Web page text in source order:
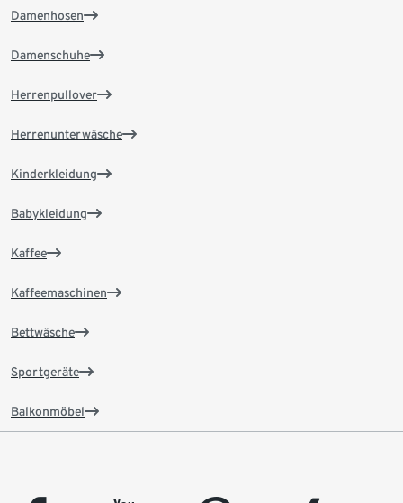
Damenhosen
Damenschuhe
Herrenpullover
Herrenunterwäsche
Kinderkleidung
Babykleidung
Kaffee
Kaffeemaschinen
Bettwäsche
Sportgeräte
Balkonmöbel